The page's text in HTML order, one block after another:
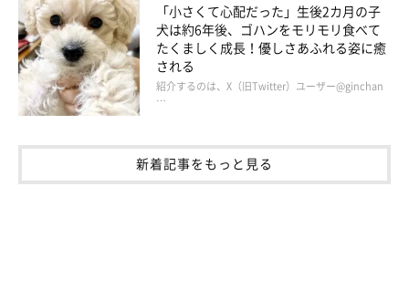
のに、なぜか散歩に行く気配がするとソファの下に隠れてしまう
のだとか。お茶子ちゃんにとって、ソファの下は落ち着く場所な
のかも…？（笑）
「小さくて心配だった」生後2カ月の子
犬は約6年後、ゴハンをモリモリ食べて
たくましく成長！優しさあふれる姿に癒
される
紹介するのは、X（旧Twitter）ユーザー@ginchan
…
新着記事をもっと見る